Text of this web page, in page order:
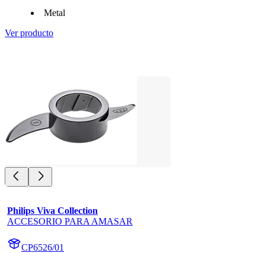
Metal
Ver producto
Philips Viva Collection
ACCESORIO PARA AMASAR
CP6526/01